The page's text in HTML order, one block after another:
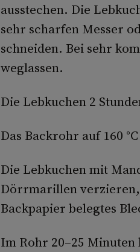
ausstechen. Die
sehr scharfen Messer
schneiden. Bei sehr
weglassen.
Die Lebkuchen 2
Das Backrohr auf 160
Die Lebkuchen mit
Dörrmarillen
Backpapier belegtes
Im Rohr 20–25